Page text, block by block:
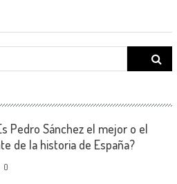
Search
Pedro Sánchez el mejor o el
de la historia de España?
0